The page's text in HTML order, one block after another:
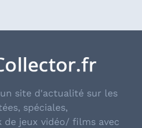
site d'actualité sur les
spéciales,
de jeux vidéo/ films avec